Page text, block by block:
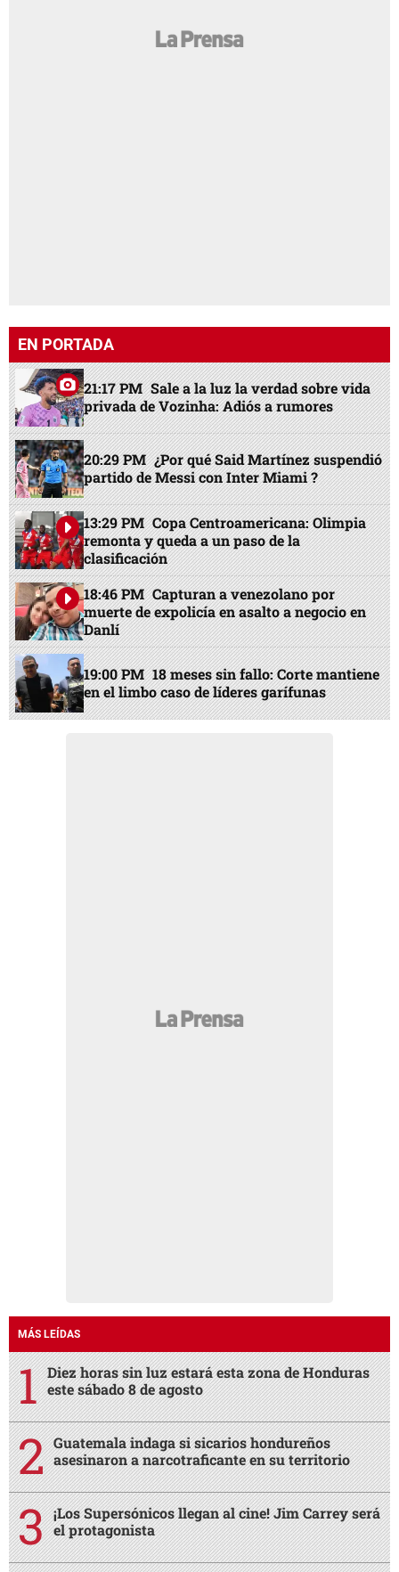
EN PORTADA
21:17 PM Sale a la luz la verdad sobre vida
privada de Vozinha: Adiós a rumores
20:29 PM ¿Por qué Said Martínez suspendió
partido de Messi con Inter Miami ?
13:29 PM Copa Centroamericana: Olimpia
remonta y queda a un paso de la
clasificación
18:46 PM Capturan a venezolano por
muerte de expolicía en asalto a negocio en
Danlí
19:00 PM 18 meses sin fallo: Corte mantiene
en el limbo caso de líderes garífunas
MÁS LEÍDAS
Diez horas sin luz estará esta zona de Honduras
este sábado 8 de agosto
Guatemala indaga si sicarios hondureños
asesinaron a narcotraficante en su territorio
¡Los Supersónicos llegan al cine! Jim Carrey será
el protagonista